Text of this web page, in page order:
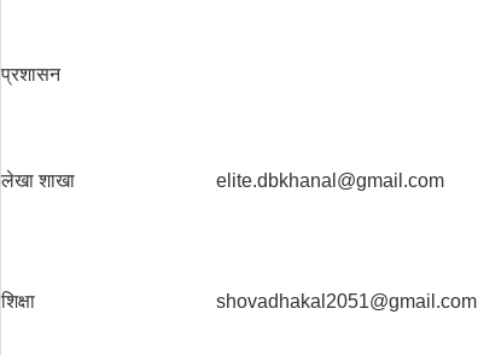
प्रशासन
लेखा शाखा elite.dbkhanal@gmail.com
शिक्षा shovadhakal2051@gmail.com